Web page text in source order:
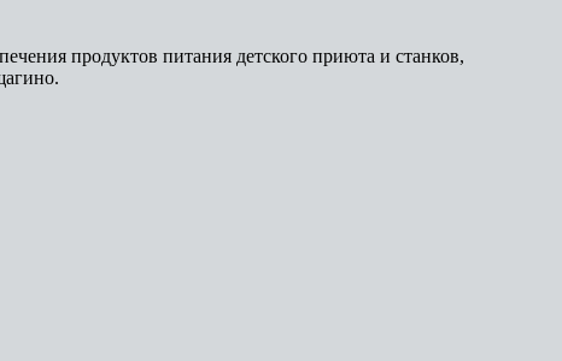
продуктов питания детского приюта и станков,